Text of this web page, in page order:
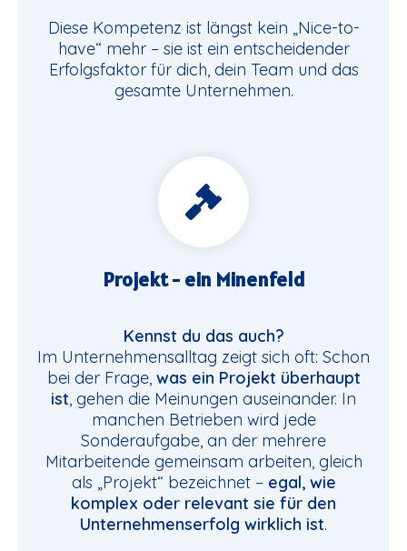
Diese Kompetenz ist längst kein „Nice-to-
have“ mehr – sie ist ein entscheidender
Erfolgsfaktor für dich, dein Team und das
gesamte Unternehmen.
Projekt - ein Minenfeld
Kennst du das auch?
Im Unternehmensalltag zeigt sich oft: Schon
bei der Frage, was ein Projekt überhaupt
ist, gehen die Meinungen auseinander. In
manchen Betrieben wird jede
Sonderaufgabe, an der mehrere
Mitarbeitende gemeinsam arbeiten, gleich
als „Projekt“ bezeichnet – egal, wie
komplex oder relevant sie für den
Unternehmenserfolg wirklich ist.